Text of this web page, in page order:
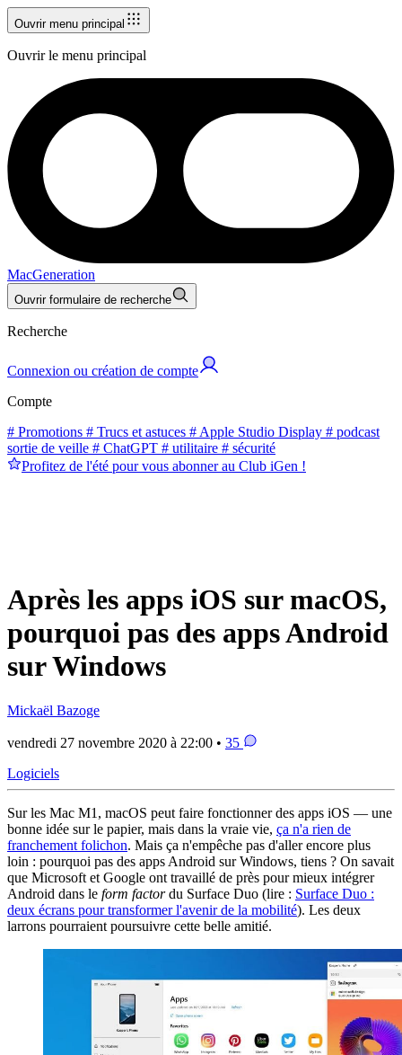
Ouvrir menu principal
Ouvrir le menu principal
MacGeneration
Ouvrir formulaire de recherche
Recherche
Connexion ou création de compte
Compte
# Promotions # Trucs et astuces # Apple Studio Display # podcast
sortie de veille # ChatGPT # utilitaire # sécurité
Profitez de l'été pour vous abonner au Club iGen !
Après les apps iOS sur macOS,
pourquoi pas des apps Android
sur Windows
Mickaël Bazoge
vendredi 27 novembre 2020 à 22:00 • 35
Logiciels
Sur les Mac M1, macOS peut faire fonctionner des apps iOS — une
bonne idée sur le papier, mais dans la vraie vie, ça n'a rien de
franchement folichon. Mais ça n'empêche pas d'aller encore plus
loin : pourquoi pas des apps Android sur Windows, tiens ? On savait
que Microsoft et Google ont travaillé de près pour mieux intégrer
Android dans le form factordu Surface Duo (lire : Surface Duo :
deux écrans pour transformer l'avenir de la mobilité). Les deux
larrons pourraient poursuivre cette belle amitié.